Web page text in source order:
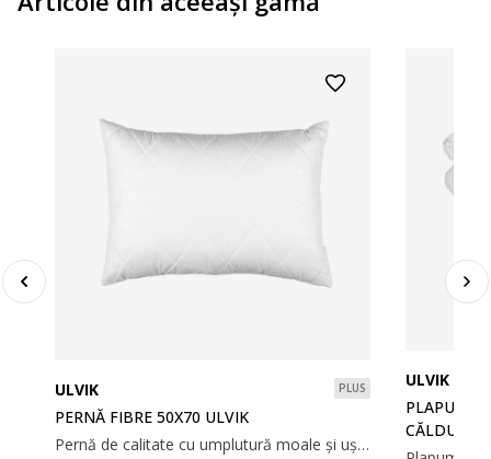
ULVIK PLUS
PERNĂ FIBRE 50X70 ULVIK
Pernă de calitate cu umplutură moale și ușoară din fibră goală spiralată de poliester siliconizat, 600 g. Matlasată, cu țesătură din 100% microfibră de poliester. Temperatură spălare: 60°C. 50x70 cm
ULVIK
PLAPUMĂ